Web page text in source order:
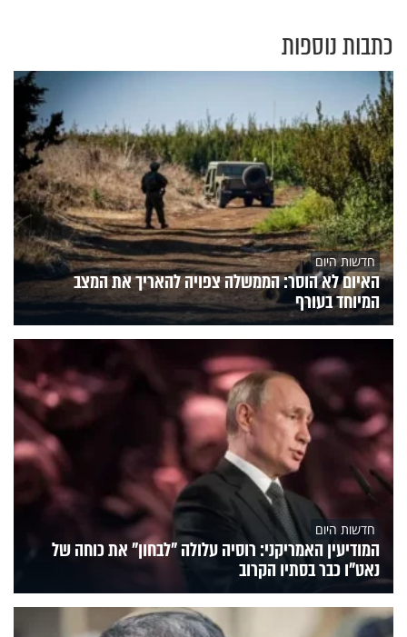
כתבות נוספות
חדשות היום
האיום לא הוסר: הממשלה צפויה להאריך את המצב
המיוחד בעורף
חדשות היום
המודיעין האמריקני: רוסיה עלולה "לבחון" את כוחה של
נאט"ו כבר בסתיו הקרוב